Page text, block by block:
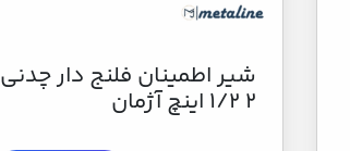
شیر اطمینان فلنج دار چدنی
2 1/2 اینچ آژمان